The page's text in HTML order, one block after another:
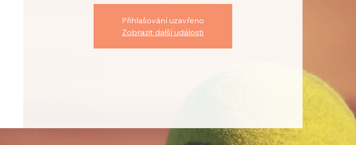
Přihlašování uzavřeno
Zobrazit další události